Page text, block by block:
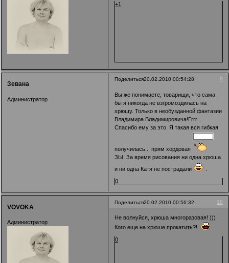
+1
Поделиться 9
20.02.2010 00:54:28
Зевана
Администратор
Вы же понимаете, товарищи, что сама
бы я никогда не взгромоздилась на
хрюшу. Только в необузданной фантазии
Владимира Владимировича!Гггг....
Спасибо ему за это. Я такая вся гибкая
получилась... прям хордовая
ЗЫ: За время рисования ни одна хрюша
и ни одна Катя не пострадали
0
Поделиться 10
20.02.2010 00:56:32
VOVOKA
Администратор
Не волнуйся, хрюша многоразовая! )))
Кого еще на хрюше прокатить?!
0